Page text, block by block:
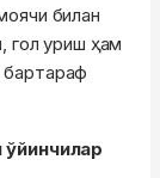
билан
гол уриш ҳам
ўйинчилар